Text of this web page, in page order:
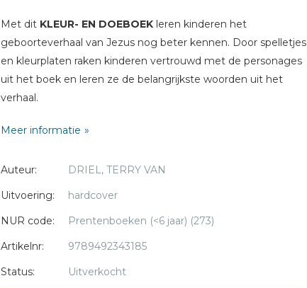
Met dit KLEUR- EN DOEBOEK leren kinderen het
geboorteverhaal van Jezus nog beter kennen. Door spelletjes
en kleurplaten raken kinderen vertrouwd met de personages
uit het boek en leren ze de belangrijkste woorden uit het
verhaal.
Meer informatie
Auteur:
DRIEL, TERRY VAN
Uitvoering:
hardcover
NUR code:
Prentenboeken (<6 jaar) (273)
Artikelnr:
9789492343185
Status:
Uitverkocht